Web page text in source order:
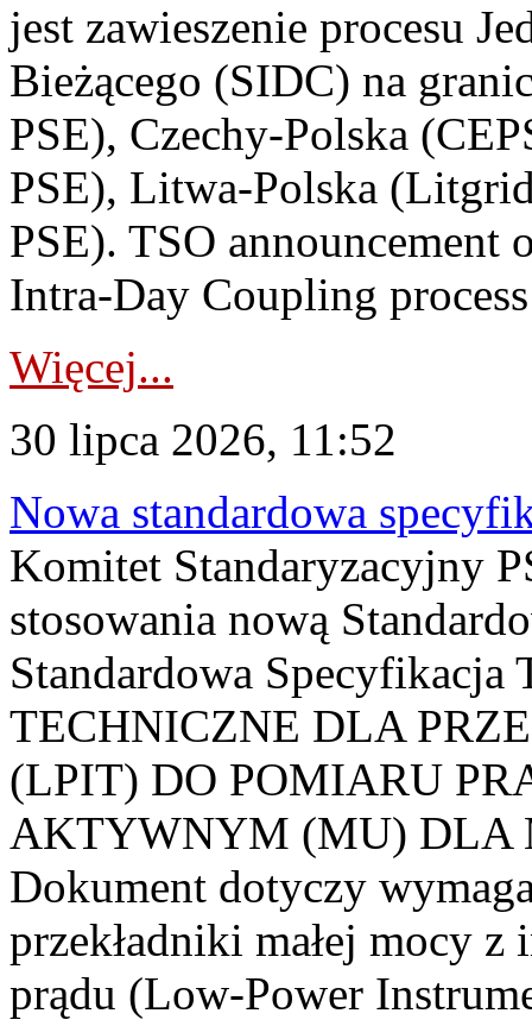
jest zawieszenie procesu
Bieżącego (SIDC) na
PSE), Czechy-Polska
PSE), Litwa-Polska
PSE). TSO announcement
Intra-Day Coupling
Więcej...
30 lipca 2026, 11:52
Nowa standardowa
Komitet Standaryzacyjny
stosowania nową
Standardowa
TECHNICZNE DLA
(LPIT) DO POMIARU
AKTYWNYM (MU) DLA
Dokument dotyczy
przekładniki małej mocy
prądu (Low-Power